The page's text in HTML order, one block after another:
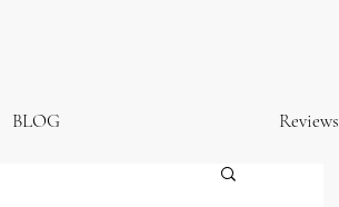
BLOG Reviews